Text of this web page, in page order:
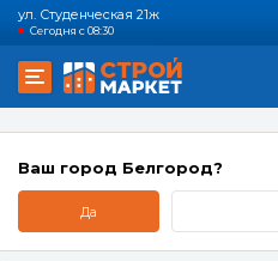
ул. Студенческая 21ж
Сегодня с 08:30
Ваш город Белгород?
Да